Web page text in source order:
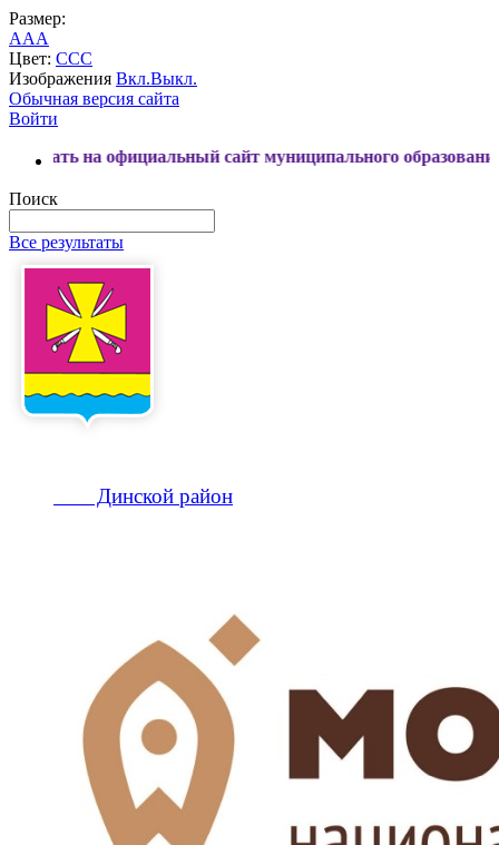
Размер:
AAA
Цвет: CCC
Изображения Вкл.Выкл.
Обычная версия сайта
Войти
официальный сайт муниципального образования
Поиск
Все результаты
Динской район